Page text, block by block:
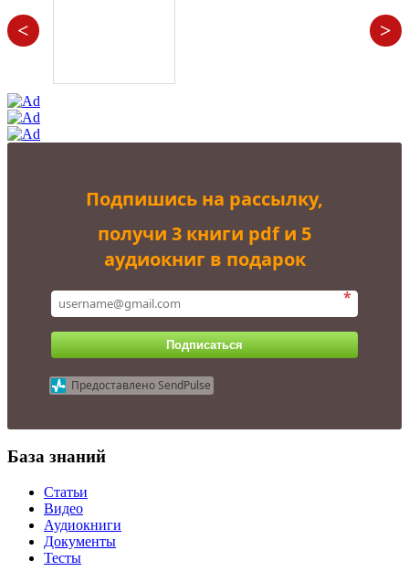
< >
Подпишись на рассылку,
получи 3 книги pdf и 5
аудиокниг в подарок
*
Подписаться
Предоставлено SendPulse
База знаний
Статьи
Видео
Аудиокниги
Документы
Тесты